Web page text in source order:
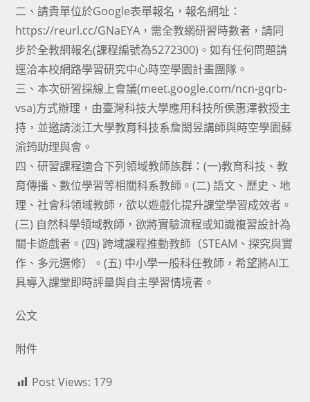
二、請貴單位於Google表單報名，報名網址：
https://reurl.cc/GNaEYA，需全教網研習時數者，請同
步於全教網報名(課程編號為5272300)。如有任何問題請
逕洽本校網路學習研究中心時空學園計畫團隊。
三、本次研習採線上會議(meet.google.com/ncn-gqrb-
vsa)方式辦理，由臺灣科技大學應用科技所侯惠澤教授主
持，並邀請淡江大學教育科技系詹閎昱講師與時空學園蘇
渝筠助理與會。
四、研習課程適合下列領域教師族群：(一)教育科技、教
育傳播、數位學習等相關科系教師。(二) 語文、歷史、地
理、社會科領域教師，欲以遊戲化提升課堂學習成效者。
(三) 自然科學領域教師，欲將實驗流程或知識複習設計為
關卡遊戲者。(四) 跨域課程推動教師（STEAM、探究與實
作、多元選修）。(五) 中小學一般科任教師，希望將AI工
具導入課堂即時評量與自主學習情境者。
公文
附件
Post Views: 179